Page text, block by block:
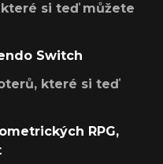
si teď můžete
Switch
které si teď
RPG,